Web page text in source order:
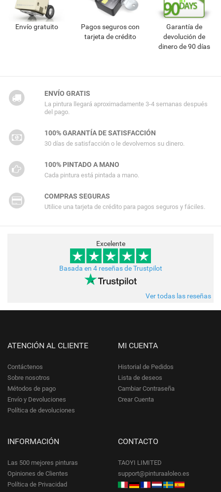
Envío gratuito
Pagos seguros con
tarjeta de crédito
Garantía de
devolución de
dinero de 90 días
ENVÍO GRATIS
La pintura llegará aproximadamente 3-4 semanas después
del pago.
100% GARANTÍA DE SATISFACCIÓN
30 días de satisfacción o le devolvemos su dinero.
100% PINTADO A MANO
Cada pintura está pintada a mano.
COMPRAS SEGURAS
Utilice una tarjeta de crédito para pagos seguros y fáciles.
Excelente
Basada en 4 reseñas de Trustpilot
Ver todas las reseñas
ATENCIÓN AL CLIENTE
Contáctenos
Sobre nosotros
Métodos de pago
Envío y Devoluciones
Política de devoluciones
MI CUENTA
Historial de Pedidos
Lista de deseos
Cambiar Contraseña
Crear Cuenta
INFORMACIÓN
Las 500 mejores pinturas
Opiniones de Clientes
Política de Privacidad
CONTACTO
TAOYI LIMITED
support@pinturaaloleo.es